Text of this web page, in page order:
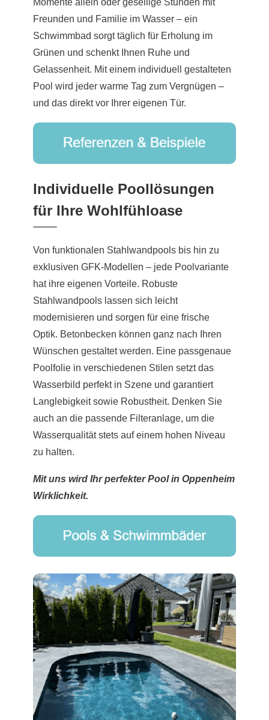
Momente allein oder gesellige Stunden mit
Freunden und Familie im Wasser – ein
Schwimmbad sorgt täglich für Erholung im
Grünen und schenkt Ihnen Ruhe und
Gelassenheit. Mit einem individuell gestalteten
Pool wird jeder warme Tag zum Vergnügen –
und das direkt vor Ihrer eigenen Tür.
Individuelle Poollösungen
für Ihre Wohlfühloase
Von funktionalen Stahlwandpools bis hin zu
exklusiven GFK-Modellen – jede Poolvariante
hat ihre eigenen Vorteile. Robuste
Stahlwandpools lassen sich leicht
modernisieren und sorgen für eine frische
Optik. Betonbecken können ganz nach Ihren
Wünschen gestaltet werden. Eine passgenaue
Poolfolie in verschiedenen Stilen setzt das
Wasserbild perfekt in Szene und garantiert
Langlebigkeit sowie Robustheit. Denken Sie
auch an die passende Filteranlage, um die
Wasserqualität stets auf einem hohen Niveau
zu halten.
Mit uns wird Ihr perfekter Pool in Oppenheim
Wirklichkeit.